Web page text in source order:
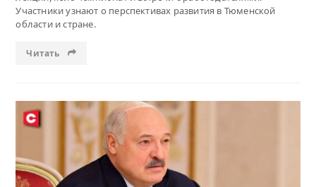
Участники узнают о перспективах развития в Тюменской
области и стране.
Читать